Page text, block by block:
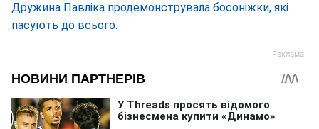
Дружина Павліка продемонструвала босоніжки, які
пасують до всього.